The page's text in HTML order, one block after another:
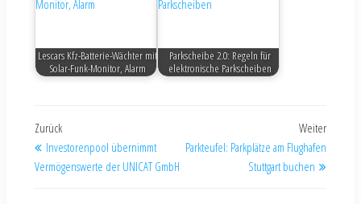
Lescars Kfz-Batterie-Wächter mit
Solar-Funk-Monitor, Alarm
Parkscheibe 2.0: Regeln für
elektronische Parkscheiben
Zurück
Investorenpool übernimmt
Vermögenswerte der UNICAT GmbH
Weiter
Parkteufel: Parkplätze am Flughafen
Stuttgart buchen